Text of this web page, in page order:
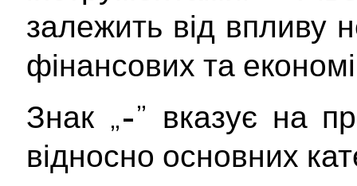
залежить від впливу
фінансових та
Знак „-” вказує на
відносно основних